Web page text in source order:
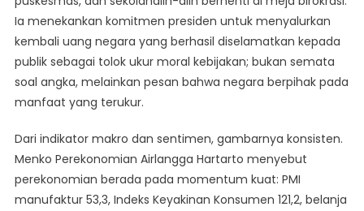
Ia menekankan komitmen presiden untuk menyalurkan
kembali uang negara yang berhasil diselamatkan kepada
publik sebagai tolok ukur moral kebijakan; bukan semata
soal angka, melainkan pesan bahwa negara berpihak pada
manfaat yang terukur.
Dari indikator makro dan sentimen, gambarnya konsisten.
Menko Perekonomian Airlangga Hartarto menyebut
perekonomian berada pada momentum kuat: PMI
manufaktur 53,3, Indeks Keyakinan Konsumen 121,2, belanja